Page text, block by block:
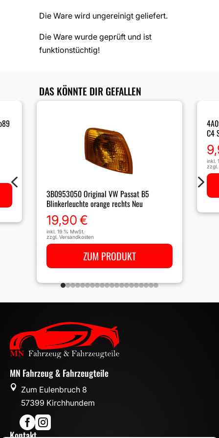
Die Ware wird ungereinigt geliefert.
Die Ware wurde geprüft und ist
funktionstüchtig!
DAS KÖNNTE DIR GEFALLEN
3B0953050 Original VW Passat B5
Blinkerleuchte orange rechts Neu
19,90€
inkl. 19 % MwSt.
zzgl. Versandkosten
ZUM PRODUKT
C4
inkl.
zzgl.
4 5
MN Fahrzeug & Fahrzeugteile

Zum Eulenbruch 8
57399 Kirchhundem

Kontakt